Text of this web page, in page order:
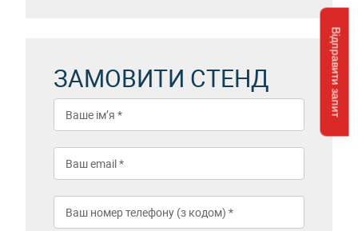
Відправити запит
ЗАМОВИТИ СТЕНД